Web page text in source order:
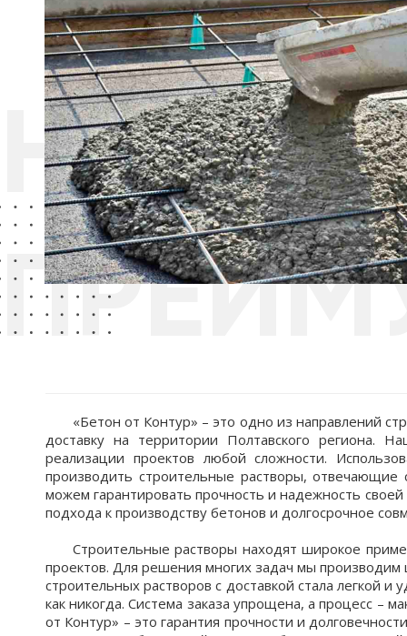
НАШИ
«Бетон от Контур» – это одно из направлений
доставку на территории Полтавского региона.
реализации проектов любой сложности.
производить строительные растворы,
можем гарантировать прочность и надежность
подхода к производству бетонов и долгосрочное
Строительные растворы находят широкое
проектов. Для решения многих задач мы
строительных растворов с доставкой стала легкой
как никогда. Система заказа упрощена, а процесс –
от Контур» – это гарантия прочности и